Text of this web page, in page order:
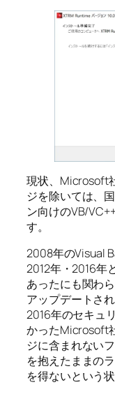
現状、Microsoft
ジを除いては、
ン向けのVB/
す。
2008年のVisual
2012年・2016年
あったにも関わ
アップデートさ
2016年のセキュ
かったMicrosoft
ジに含まれない
を抱えたままの
を得ないという状